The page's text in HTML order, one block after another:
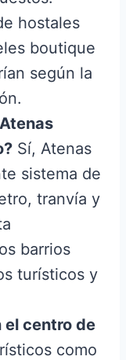
hostales
boutique
según la
Sí, Atenas
sistema de
tranvía y
barrios
turísticos y
el centro de
como